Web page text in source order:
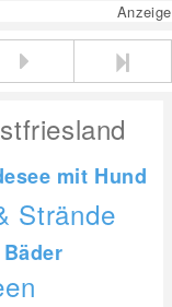
Anzeige
mit Hund
Strände